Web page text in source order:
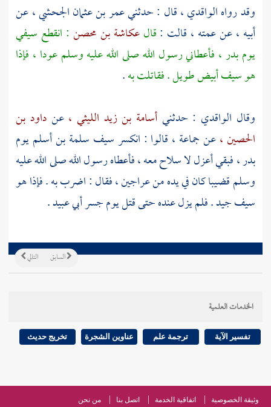
وقد رواهالواقدي، قال : حدثنيعمر بن عثمان الجحشي ،عن
أبيه ، عن عمته ، قالت :قالعكاشة بن محصن : انقطع سيفي
يومبدر ، فأعطاني رسول الله صلى الله عليه وسلم عودا ، فإذا
هو سيف أبيض طويل . فقاتلت به.
وقال الواقدي : حدثني أسامة بن زيد الليثي ،عنداود بن
الحصين ،عن جماعة ، قالوا : انكسر سيف سلمة بن أسلميوم
بدر ،فبقي أعزل لا سلاح معه ، فأعطاه رسول الله صلى الله عليه
وسلم قضيبا كان في يده من عراجين ، فقال : اضرب به . فإذا هو
سيف جيد . فلم يزل عنده حتى قتل يومجسر أبي عبيد.
التالي السابق
الخدمات العلمية
تفسير الآية ترجمة علم عناوين الشجرة تخريج حديث
وثيقة الخصوصية اتفاقية الخدمة اتصل بنا من نحن